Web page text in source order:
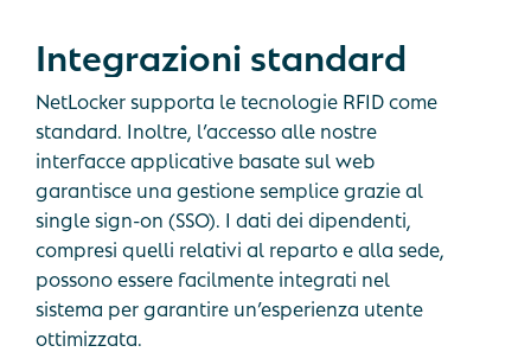
Integrazioni standard
NetLocker supporta le tecnologie RFID come
standard. Inoltre, l’accesso alle nostre
interfacce applicative basate sul web
garantisce una gestione semplice grazie al
single sign-on (SSO). I dati dei dipendenti,
compresi quelli relativi al reparto e alla sede,
possono essere facilmente integrati nel
sistema per garantire un’esperienza utente
ottimizzata.